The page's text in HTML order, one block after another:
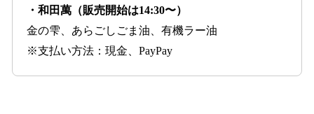
・和田萬（販売開始は14:30〜）
金の雫、あらごしごま油、有機ラー油
※支払い方法：現金、PayPay